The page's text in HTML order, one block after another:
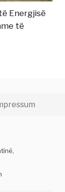
Energjisë
të